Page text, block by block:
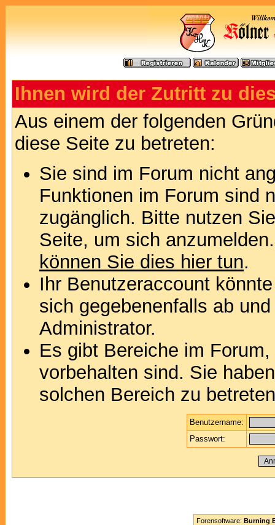
Ihnen wird der Zutritt zu
Aus einem der folgenden
diese Seite zu betreten:
Sie sind im Forum nicht
Funktionen im Forum sind
zugänglich. Bitte nutzen
Seite, um sich
können Sie dies hier tun.
Ihr Benutzeraccount
sich gegebenenfalls ab
Administrator.
Es gibt Bereiche im
vorbehalten sind. Sie
solchen Bereich zu
Benutzername:
Passwort:
Forensoftware: Burning